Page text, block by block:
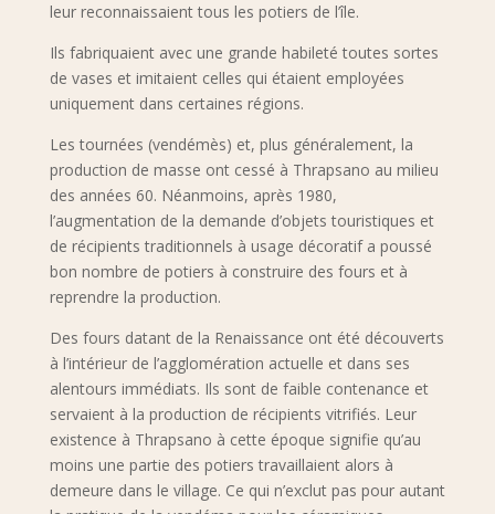
leur reconnaissaient tous les potiers de l’île.
Ils fabriquaient avec une grande habileté toutes sortes
de vases et imitaient celles qui étaient employées
uniquement dans certaines régions.
Les tournées (vendémès) et, plus généralement, la
production de masse ont cessé à Thrapsano au milieu
des années 60. Néanmoins, après 1980,
l’augmentation de la demande d’objets touristiques et
de récipients traditionnels à usage décoratif a poussé
bon nombre de potiers à construire des fours et à
reprendre la production.
Des fours datant de la Renaissance ont été découverts
à l’intérieur de l’agglomération actuelle et dans ses
alentours immédiats. Ils sont de faible contenance et
servaient à la production de récipients vitrifiés. Leur
existence à Thrapsano à cette époque signifie qu’au
moins une partie des potiers travaillaient alors à
demeure dans le village. Ce qui n’exclut pas pour autant